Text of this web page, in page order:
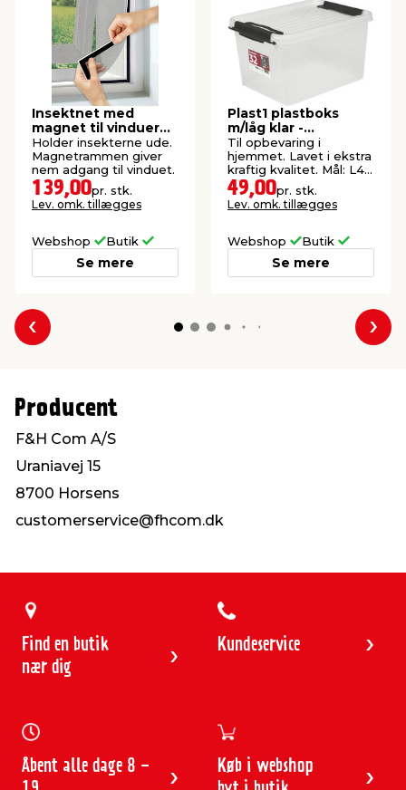
Insektnet med
magnet til vinduer
150 x 130 cm
Holder insekterne ude.
Magnetrammen giver
nem adgang til vinduet.
139,00pr. stk.
Lev. omk. tillægges
Webshop Butik
Se mere
Plast1 plastboks
m/låg klar -
SystemBox 32
Til opbevaring i
hjemmet. Lavet i ekstra
kraftig kvalitet. Mål: L47
x B34 x H27 cm.
49,00pr. stk.
Lev. omk. tillægges
Webshop Butik
Se mere
Forrige
Producent
F&H Com A/S
Uraniavej 15
8700 Horsens
customerservice@fhcom.dk
Find en butik
nær dig
Kundeservice
Åbent alle dage 8 -
Køb i webshop